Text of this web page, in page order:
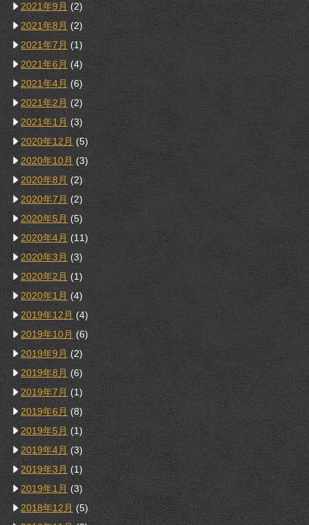
2021年9月 (2)
2021年8月 (2)
2021年7月 (1)
2021年6月 (4)
2021年4月 (6)
2021年2月 (2)
2021年1月 (3)
2020年12月 (5)
2020年10月 (3)
2020年8月 (2)
2020年7月 (2)
2020年5月 (5)
2020年4月 (11)
2020年3月 (3)
2020年2月 (1)
2020年1月 (4)
2019年12月 (4)
2019年10月 (6)
2019年9月 (2)
2019年8月 (6)
2019年7月 (1)
2019年6月 (8)
2019年5月 (1)
2019年4月 (3)
2019年3月 (1)
2019年1月 (3)
2018年12月 (5)